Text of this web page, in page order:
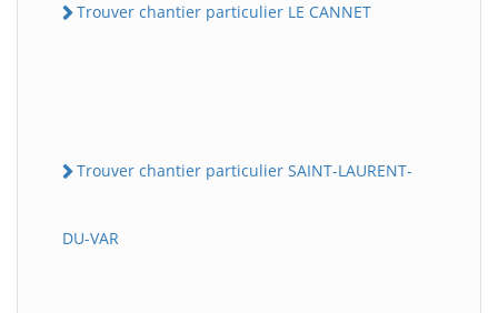
Trouver chantier particulier LE CANNET
Trouver chantier particulier SAINT-LAURENT-
DU-VAR